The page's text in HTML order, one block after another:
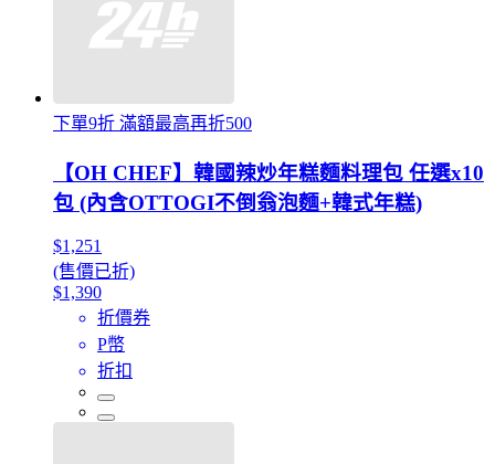
下單9折 滿額最高再折500
【OH CHEF】韓國辣炒年糕麵料理包 任選x10
包 (內含OTTOGI不倒翁泡麵+韓式年糕)
$1,251
(售價已折)
$1,390
折價券
P幣
折扣